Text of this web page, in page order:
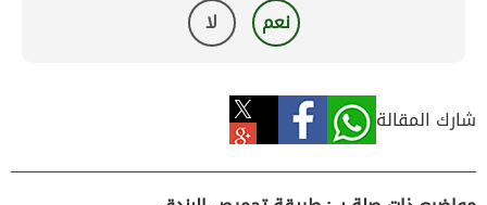
نعم لا
شارك المقالة